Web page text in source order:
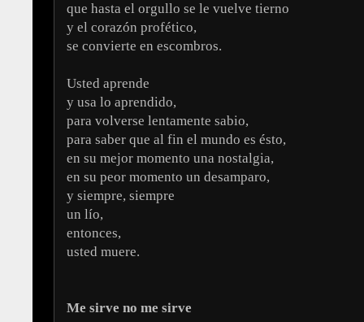
que hasta el orgullo se le vuelve tierno
y el corazón profético,
se convierte en escombros.
Usted aprende
y usa lo aprendido,
para volverse lentamente sabio,
para saber que al fin el mundo es ésto,
en su mejor momento una nostalgia,
en su peor momento un desamparo,
y siempre, siempre
un lío,
entonces,
usted muere.
Me sirve no me sirve